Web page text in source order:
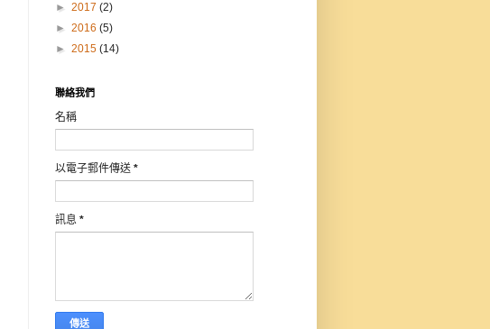
► 2017 (2)
► 2016 (5)
► 2015 (14)
聯絡我們
名稱
以電子郵件傳送 *
訊息 *